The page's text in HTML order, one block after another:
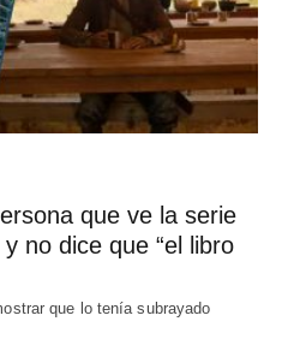
que ve la serie
no dice que “el libro
que lo tenía subrayado